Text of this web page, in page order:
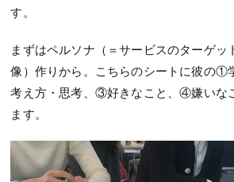
す。
まずはペルソナ（＝サービスのターゲッ
像）作りから。こちらのシートに彼の
考え方・思考、③好きなこと、④嫌いな
ます。